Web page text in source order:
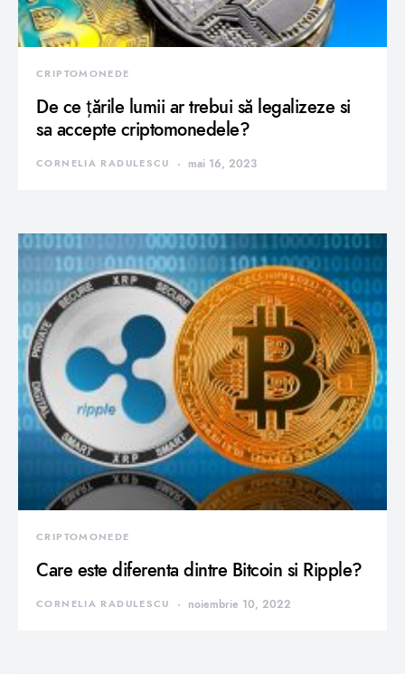
CRIPTOMONEDE
De ce țările lumii ar trebui să legalizeze si
sa accepte criptomonedele?
CORNELIA RADULESCU mai 16, 2023
CRIPTOMONEDE
Care este diferenta dintre Bitcoin si Ripple?
CORNELIA RADULESCU noiembrie 10, 2022